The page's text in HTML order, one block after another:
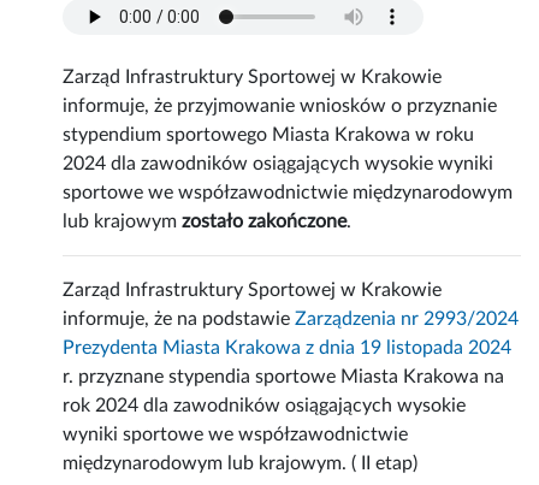
Zarząd Infrastruktury Sportowej w Krakowie
informuje, że przyjmowanie wniosków o przyznanie
stypendium sportowego Miasta Krakowa w roku
2024 dla zawodników osiągających wysokie wyniki
sportowe we współzawodnictwie międzynarodowym
lub krajowymzostało zakończone.
Zarząd Infrastruktury Sportowej w Krakowie
informuje, że na podstawieZarządzenia nr 2993/2024
Prezydenta Miasta Krakowa z dnia 19 listopada 2024
r. przyznane stypendia sportowe Miasta Krakowa na
rok 2024 dla zawodników osiągających wysokie
wyniki sportowe we współzawodnictwie
międzynarodowym lub krajowym. ( II etap)